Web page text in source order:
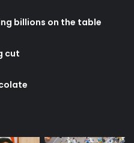
billions on the table
cut